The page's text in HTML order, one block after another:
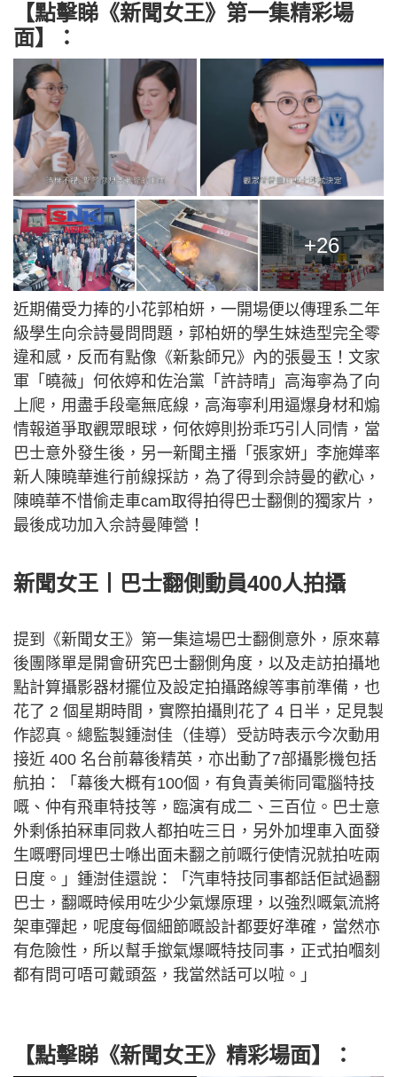
【點擊睇《新聞女王》第一集精彩場
面】：
+26
近期備受力捧的小花郭柏妍，一開場便以傳理系二年
級學生向佘詩曼問問題，郭柏妍的學生妹造型完全零
違和感，反而有點像《新紥師兄》內的張曼玉！文家
軍「曉薇」何依婷和佐治黨「許詩晴」高海寧為了向
上爬，用盡手段毫無底線，高海寧利用逼爆身材和煽
情報道爭取觀眾眼球，何依婷則扮乖巧引人同情，當
巴士意外發生後，另一新聞主播「張家妍」李施嬅率
新人陳曉華進行前線採訪，為了得到佘詩曼的歡心，
陳曉華不惜偷走車cam取得拍得巴士翻側的獨家片，
最後成功加入佘詩曼陣營！
新聞女王丨 巴士翻側動員400人拍攝
提到《新聞女王》第一集這場巴士翻側意外，原來幕
後團隊單是開會研究巴士翻側角度，以及走訪拍攝地
點計算攝影器材擺位及設定拍攝路線等事前準備，也
花了 2 個星期時間，實際拍攝則花了 4 日半，足見製
作認真。總監製鍾澍佳（佳導）受訪時表示今次動用
接近 400 名台前幕後精英，亦出動了7部攝影機包括
航拍：「幕後大概有100個，有負責美術同電腦特技
嘅、仲有飛車特技等，臨演有成二、三百位。巴士意
外剩係拍冧車同救人都拍咗三日，另外加埋車入面發
生嘅嘢同埋巴士喺出面未翻之前嘅行使情況就拍咗兩
日度。」鍾澍佳還說：「汽車特技同事都話佢試過翻
巴士，翻嘅時候用咗少少氣爆原理，以強烈嘅氣流將
架車彈起，呢度每個細節嘅設計都要好準確，當然亦
有危險性，所以幫手撳氣爆嘅特技同事，正式拍嗰刻
都有問可唔可戴頭盔，我當然話可以啦。」
【點擊睇《新聞女王》精彩場面】：